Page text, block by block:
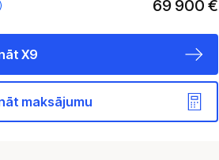
69 900 €
X9
maksājumu